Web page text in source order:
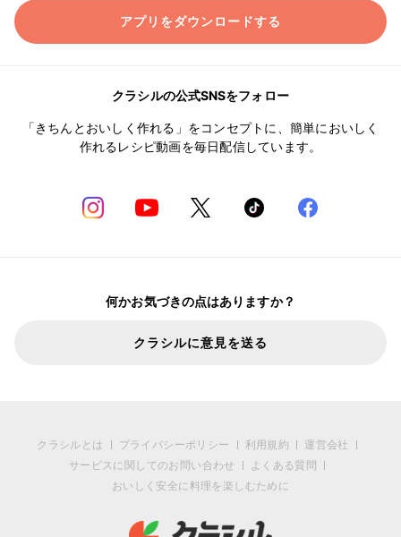
アプリをダウンロードする
クラシルの公式SNSをフォロー
「きちんとおいしく作れる」をコンセプトに、簡単においしく
作れるレシピ動画を毎日配信しています。
何かお気づきの点はありますか？
クラシルに意見を送る
クラシルとは プライバシーポリシー 利用規約
運営会社
サービスに関してのお問い合わせ
よくある質問
おいしく安全に料理を楽しむために